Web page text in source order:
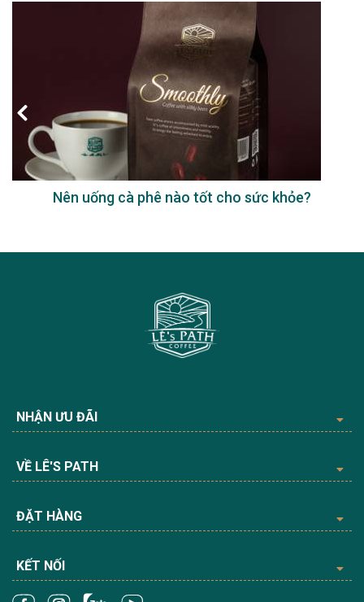
Nên uống cà phê nào tốt cho sức khỏe?
NHẬN ƯU ĐÃI
VỀ LÊ'S PATH
ĐẶT HÀNG
KẾT NỐI